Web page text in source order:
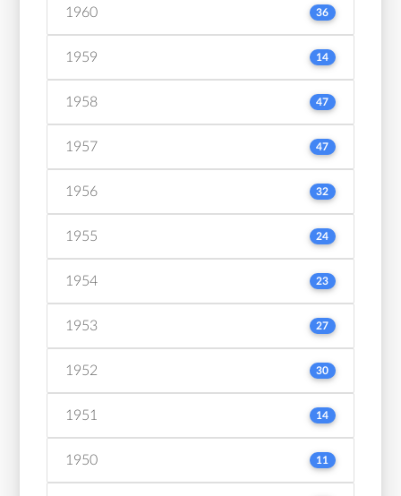
1960 36
1959 14
1958 47
1957 47
1956 32
1955 24
1954 23
1953 27
1952 30
1951 14
1950 11